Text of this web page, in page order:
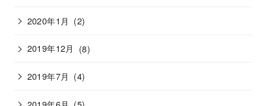
2020年1月 (2)
2019年12月 (8)
2019年7月 (4)